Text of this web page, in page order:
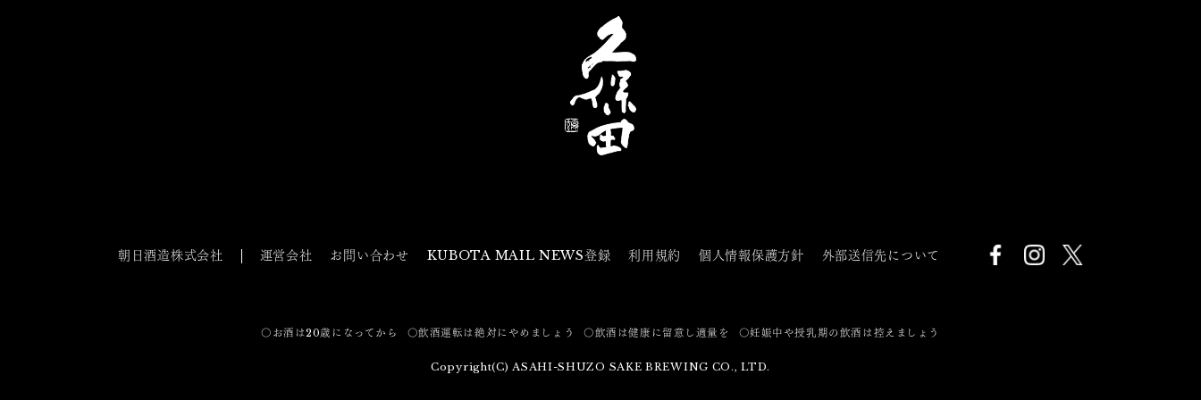
朝日酒造株式会社 運営会社 お問い合わせ KUBOTA MAIL NEWS登録 利用規約 個人情報保護方針 外部送信先について
〇お酒は20歳になってから 〇飲酒運転は絶対にやめましょう 〇飲酒は健康に留意し適量を 〇妊娠中や授乳期の飲酒は控えましょう
Copyright(C) ASAHI-SHUZO SAKE BREWING CO., LTD.